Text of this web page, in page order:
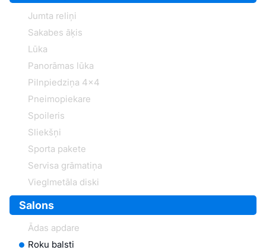
Jumta reliņi
Sakabes āķis
Lūka
Panorāmas lūka
Pilnpiedziņa 4x4
Pneimopiekare
Spoileris
Sliekšņi
Sporta pakete
Servisa grāmatiņa
Vieglmetāla diski
Salons
Ādas apdare
Roku balsti